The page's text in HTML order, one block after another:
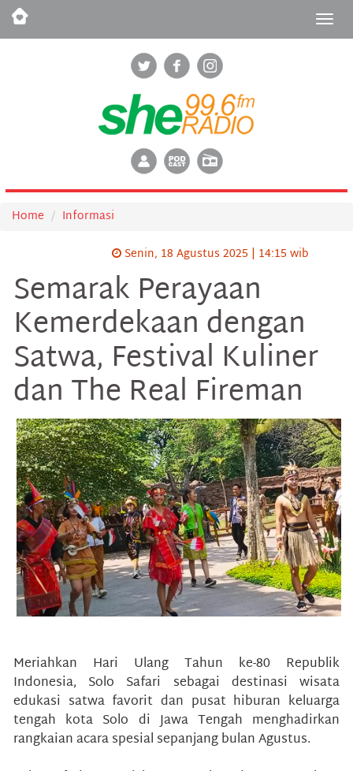
Home
Informasi
Senin, 18 Agustus 2025 | 14:15 wib
Semarak Perayaan
Kemerdekaan dengan
Satwa, Festival Kuliner
dan The Real Fireman
Meriahkan Hari Ulang Tahun ke-80 Republik
Indonesia, Solo Safari sebagai destinasi wisata
edukasi satwa favorit dan pusat hiburan keluarga
tengah kota Solo di Jawa Tengah menghadirkan
rangkaian acara spesial sepanjang bulan Agustus.